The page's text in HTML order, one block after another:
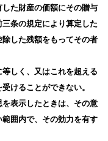
た財産の価額にその贈与
条の規定により算定した
した残額をもってその者
しく、又はこれを超える
けることができない。
表示したときは、その意
囲内で、その効力を有す